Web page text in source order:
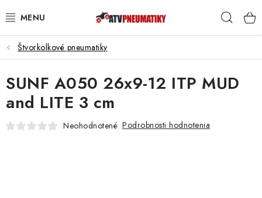
na
PNEUMATIKY
DISKY
ROZŠIROVACIE PODLOŽKY
Štvorkolkové pneumatiky
SUNF A050 26x9-12 ITP MUD
and LITE 3 cm
Neohodnotené Podrobnosti hodnotenia